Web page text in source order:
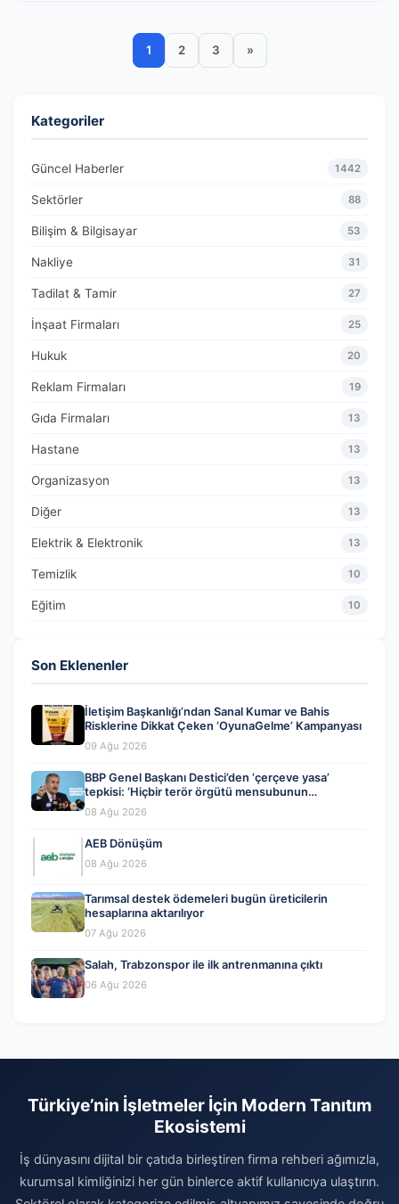
1 2 3 »
Kategoriler
Güncel Haberler 1442
Sektörler 88
Bilişim & Bilgisayar 53
Nakliye 31
Tadilat & Tamir 27
İnşaat Firmaları 25
Hukuk 20
Reklam Firmaları 19
Gıda Firmaları 13
Hastane 13
Organizasyon 13
Diğer 13
Elektrik & Elektronik 13
Temizlik 10
Eğitim 10
Son Eklenenler
İletişim Başkanlığı’ndan Sanal Kumar ve Bahis
Risklerine Dikkat Çeken ‘OyunaGelme’ Kampanyası
09 Ağu 2026
BBP Genel Başkanı Destici’den ‘çerçeve yasa’
tepkisi: ‘Hiçbir terör örgütü mensubunun
affedilmesi kabul edilemez’
08 Ağu 2026
AEB Dönüşüm
08 Ağu 2026
Tarımsal destek ödemeleri bugün üreticilerin
hesaplarına aktarılıyor
07 Ağu 2026
Salah, Trabzonspor ile ilk antrenmanına çıktı
06 Ağu 2026
Türkiye’nin İşletmeler İçin Modern Tanıtım
Ekosistemi
İş dünyasını dijital bir çatıda birleştiren firma rehberi ağımızla,
kurumsal kimliğinizi her gün binlerce aktif kullanıcıya ulaştırın.